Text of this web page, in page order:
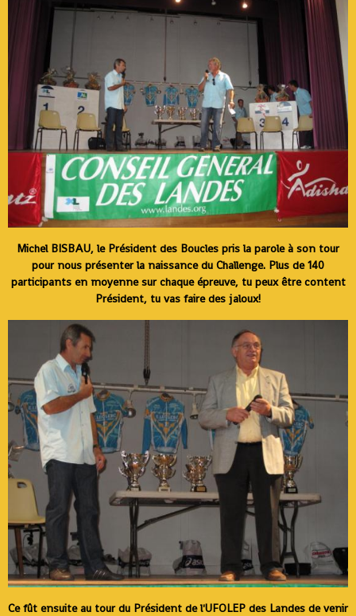
Michel BISBAU, le Président des Boucles pris la parole à son tour
pour nous présenter la naissance du Challenge. Plus de 140
participants en moyenne sur chaque épreuve, tu peux être content
Président, tu vas faire des jaloux!
Ce fût ensuite au tour du Président de l'UFOLEP des Landes de venir